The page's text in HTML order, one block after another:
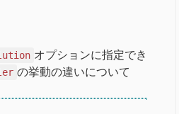
オプションに指定でき
の挙動の違いについて